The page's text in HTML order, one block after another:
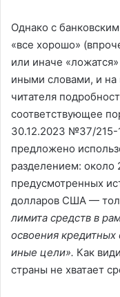
Однако с
«все хорошо»
или иначе
иными словами, и на
читателя
соответствующее
30.12.2023 №37/215-
предложено
разделением:
предусмотренных
долларов США —
лимита средств в
освоения
иные цели». Как
страны не хватает